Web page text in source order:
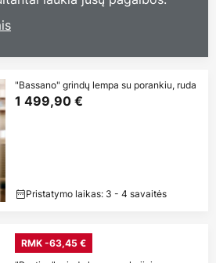
"Bassano" grindų lempa su porankiu, ruda
1 499,90 €
Pristatymo laikas: 3 - 4 savaitės
RMK -63,45 €